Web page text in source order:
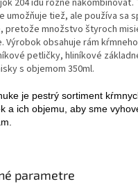
204 idú rôzne nakombinovať.
umožňuje tiež, ale používa sa
pretože množstvo štyroch
Výrobok obsahuje rám
petličky, hliníkové
s objemom 350ml.
je pestrý sortiment
a ich objemu, aby sme
parametre